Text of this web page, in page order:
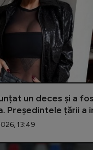
un deces și a
Președintele țării a
13:49